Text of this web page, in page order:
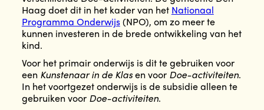
Haag doet dit in het kader van het Nationaal
Programma Onderwijs(NPO), om zo meer te
kunnen investeren in de brede ontwikkeling van het
kind.
Voor het primair onderwijs is dit te gebruiken voor
een Kunstenaar in de Klasen voor Doe-activiteiten.
In het voortgezet onderwijs is de subsidie alleen te
gebruiken voor Doe-activiteiten.